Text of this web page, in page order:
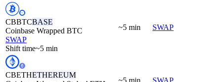
CBBTCBASE
Coinbase Wrapped BTC
SWAP
Shift time~5 min
~5 min SWAP
CBETHETHEREUM
~5 min SWAP